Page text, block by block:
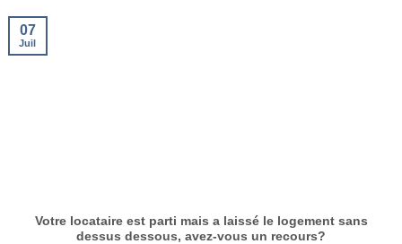
Votre locataire est parti mais a laissé le logement sans
dessus dessous, avez-vous un recours?
07
Juil